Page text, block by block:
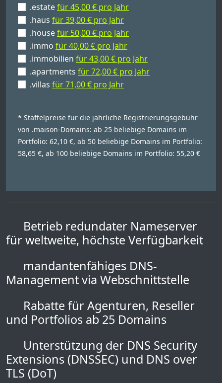
.estatefür 45,00 € pro Jahr
.haus für 39,00 € pro Jahr
.housefür 50,00 € pro Jahr
.immo für 40,00 € pro Jahr
.immobilien für 43,00 € pro Jahr
.apartments für 72,00 € pro Jahr
.villas für 71,00 € pro Jahr
* Staffelpreise für die jährliche Registrierungsgebühr
von .maison-Domains: ab 25 beliebige Domains im
Portfolio: 62,10 €, ab 50 beliebige Domains im Portfolio:
58,65 €, ab 100 beliebige Domains im Portfolio: 55,20 €
Betrieb redundater Nameserver
für weltweite, höchste Verfügbarkeit
mandantenfähiges DNS-
Management via Webschnittstelle
Rabatte für Agenturen, Reseller
und Portfolios ab 25 Domains
Unterstützung der DNS Security
Extensions (DNSSEC) und DNS over
TLS (DoT)